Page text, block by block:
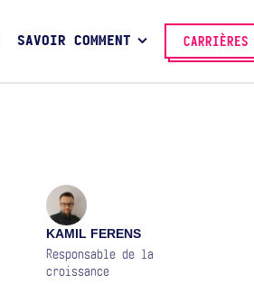
SAVOIR COMMENT CARRIÈRES
KAMIL FERENS
Responsable de la
croissance